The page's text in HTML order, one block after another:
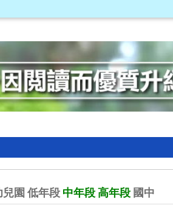
兒園 低年段 中年段 高年段 國中